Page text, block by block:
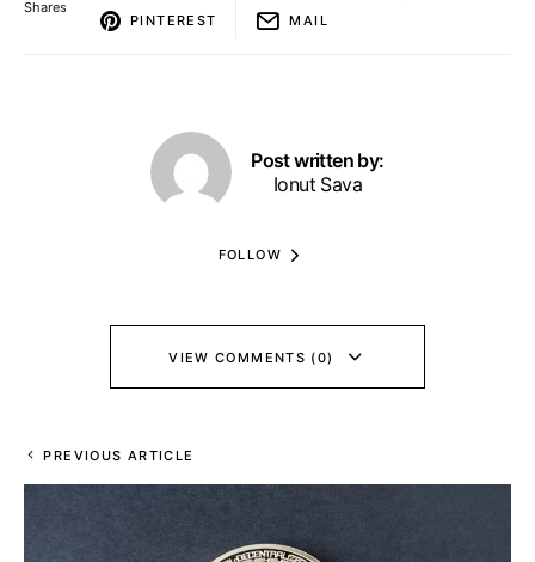
Shares
PINTEREST MAIL
Post written by:
Ionut Sava
FOLLOW
VIEW COMMENTS (0)
PREVIOUS ARTICLE